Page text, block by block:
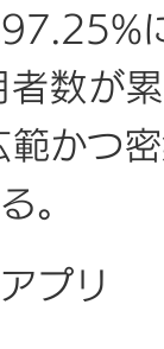
数が
かつ
。
プリ